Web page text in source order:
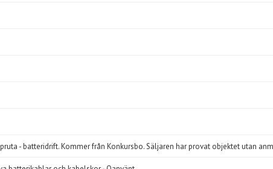
- batteridrift. Kommer från Konkursbo. Säljaren har provat objektet utan